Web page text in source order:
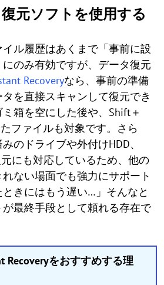
元ソフトを使用する
ル履歴はあくまで「事前に設
のみ有効ですが、データ復元
Recoveryなら、事前の準備
を直接スキャンして復元でき
箱を空にした後や、Shift＋
ファイルも対象です。さら
のドライブや外付けHDD、
にも対応しているため、他の
ない場面でも強力にサポート
きにはもう遅い…」そんなと
最終手段として頼れる存在で
Recoveryをおすすめする理